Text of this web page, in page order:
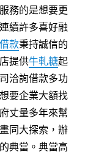
務的是想要更
續許多喜好融
款秉持誠信的
提供牛軋糖起
洽詢借款多功
要企業大額找
丈量多年來幫
同大探索，辦
典當。典當高